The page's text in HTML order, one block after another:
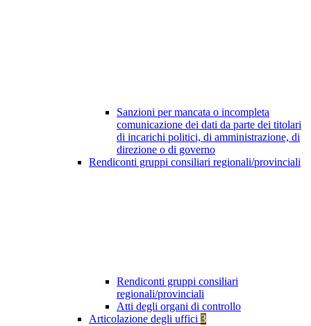
Sanzioni per mancata o incompleta
comunicazione dei dati da parte dei titolari
di incarichi politici, di amministrazione, di
direzione o di governo
Rendiconti gruppi consiliari regionali/provinciali
Rendiconti gruppi consiliari
regionali/provinciali
Atti degli organi di controllo
Articolazione degli uffici 3